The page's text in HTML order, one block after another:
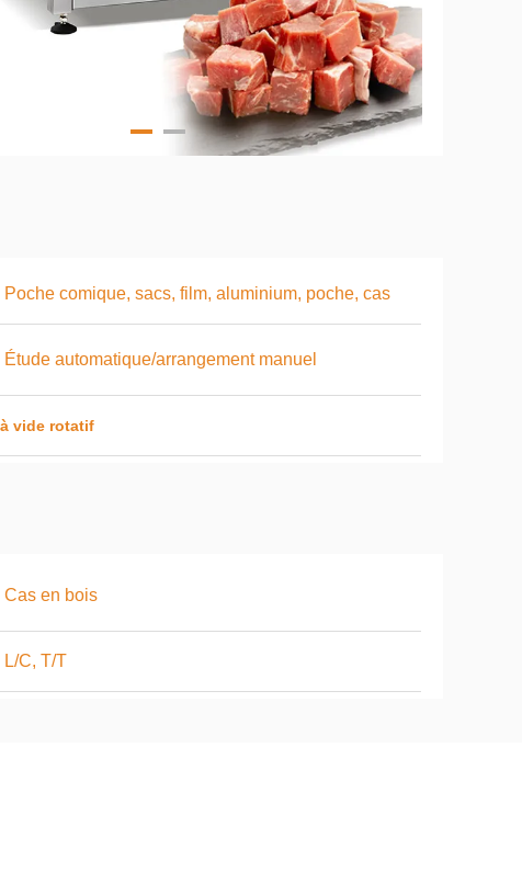
Poche comique, sacs, film, aluminium, poche, cas
Étude automatique/arrangement manuel
vide rotatif
Cas en bois
L/C, T/T